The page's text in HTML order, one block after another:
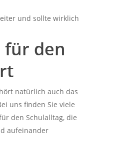
und sollte wirklich
für den
natürlich auch das
uns finden Sie viele
den Schulalltag, die
aufeinander